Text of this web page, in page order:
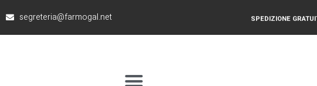
segreteria@farmogal.net SPEDIZIONE